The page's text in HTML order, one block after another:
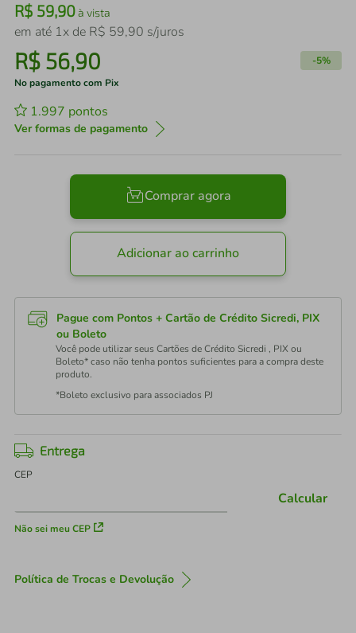
R$ 59,90à vista
em até 1x de R$ 59,90 s/juros
R$ 56,90 -5%
No pagamento com Pix
1.997 pontos
Ver formas de pagamento
Comprar agora
Adicionar ao carrinho
Pague com Pontos + Cartão de Crédito Sicredi, PIX
ou Boleto
Você pode utilizar seus Cartões de Crédito Sicredi , PIX ou
Boleto* caso não tenha pontos suficientes para a compra deste
produto.
*Boleto exclusivo para associados PJ
Entrega
CEP
Não sei meu CEP
Calcular
Política de Trocas e Devolução